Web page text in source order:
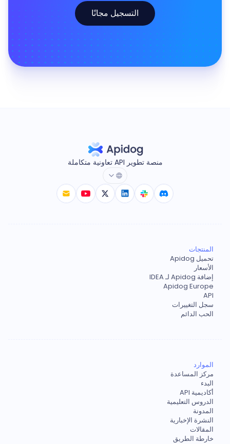
التسجيل مجانًا
منصة تطوير API تعاونية متكاملة
المنتجات
تحميل Apidog
الأسعار
إضافة Apidog لـ IDEA
Apidog Europe
API
سجل التغييرات
الحب الدائم
الموارد
مركز المساعدة
البدء
أكاديمية API
الدروس التعليمية
المدونة
النشرة الإخبارية
المقالات
خارطة الطريق